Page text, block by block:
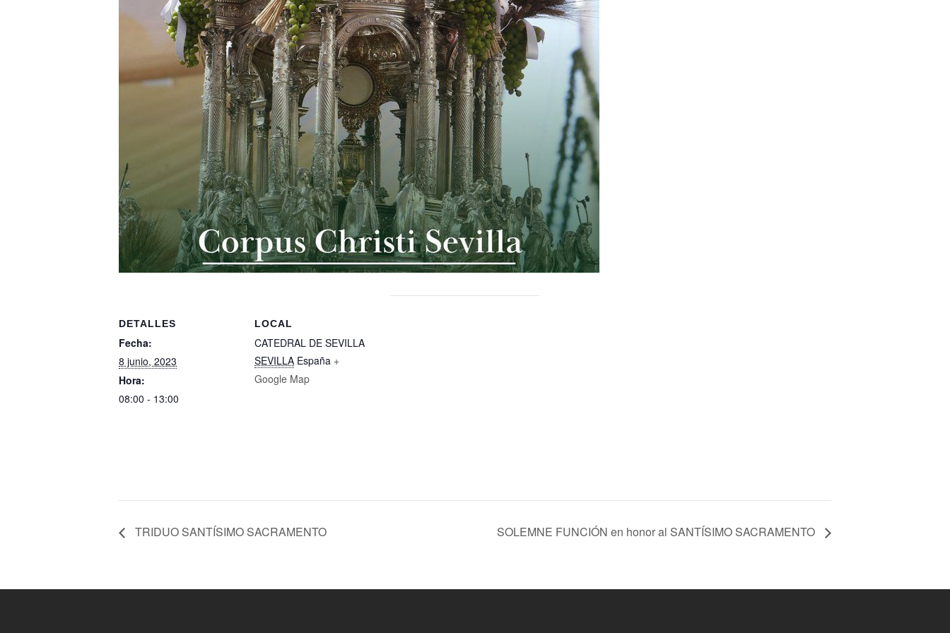
DETALLES
Fecha:
8 junio, 2023
Hora:
08:00 - 13:00
LOCAL
CATEDRAL DE SEVILLA
SEVILLA España +
Google Map
TRIDUO SANTÍSIMO SACRAMENTO SOLEMNE FUNCIÓN en honor al SANTÍSIMO SACRAMENTO